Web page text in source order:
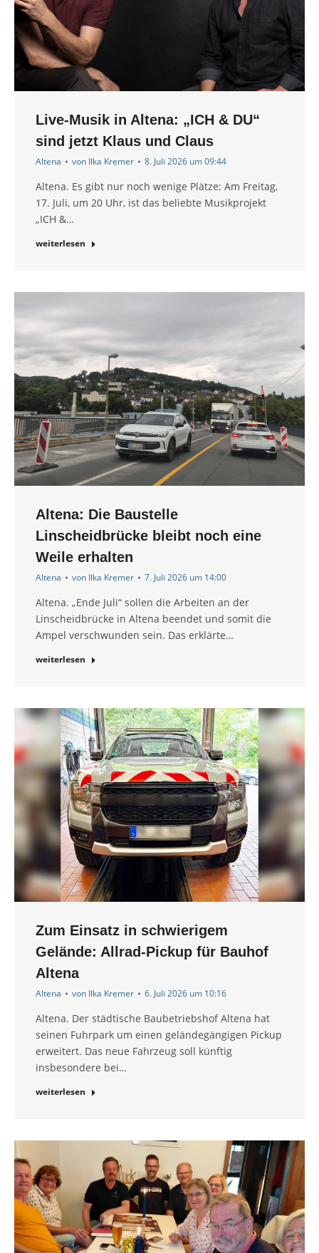
Live-Musik in Altena: „ICH & DU“
sind jetzt Klaus und Claus
Altena von Ilka Kremer 8. Juli 2026 um 09:44
Altena. Es gibt nur noch wenige Plätze: Am Freitag,
17. Juli, um 20 Uhr, ist das beliebte Musikprojekt
„ICH &…
weiterlesen
Altena: Die Baustelle
Linscheidbrücke bleibt noch eine
Weile erhalten
Altena von Ilka Kremer 7. Juli 2026 um 14:00
Altena. „Ende Juli“ sollen die Arbeiten an der
Linscheidbrücke in Altena beendet und somit die
Ampel verschwunden sein. Das erklärte…
weiterlesen
Zum Einsatz in schwierigem
Gelände: Allrad-Pickup für Bauhof
Altena
Altena von Ilka Kremer 6. Juli 2026 um 10:16
Altena. Der städtische Baubetriebshof Altena hat
seinen Fuhrpark um einen geländegängigen Pickup
erweitert. Das neue Fahrzeug soll künftig
insbesondere bei…
weiterlesen